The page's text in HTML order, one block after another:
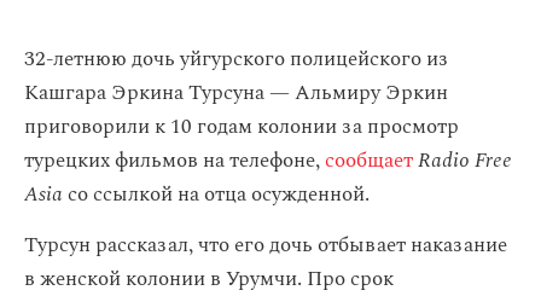
32-летнюю дочь уйгурского полицейского из
Кашгара Эркина Турсуна — Альмиру Эркин
приговорили к 10 годам колонии за просмотр
турецких фильмов на телефоне,сообщаетRadio Free
Asiaсо ссылкой на отца осужденной.
Турсун рассказал, что его дочь отбывает наказание
в женской колонии в Урумчи. Про срок